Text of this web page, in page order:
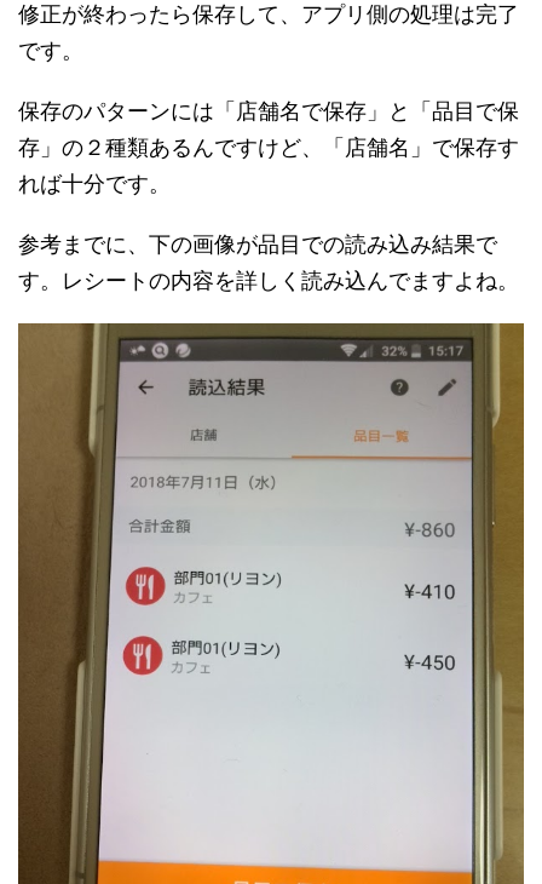
修正が終わったら保存して、アプリ側の処理は完了
です。
保存のパターンには「店舗名で保存」と「品目で保
存」の２種類あるんですけど、「店舗名」で保存す
れば十分です。
参考までに、下の画像が品目での読み込み結果で
す。レシートの内容を詳しく読み込んでますよね。